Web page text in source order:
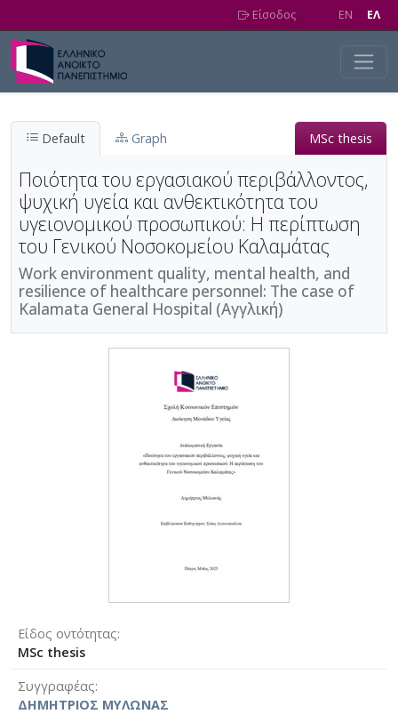
Είσοδος EN EΛ
Default Graph MSc thesis
Ποιότητα του εργασιακού περιβάλλοντος,
ψυχική υγεία και ανθεκτικότητα του
υγειονομικού προσωπικού: Η περίπτωση
του Γενικού Νοσοκομείου Καλαμάτας
Work environment quality, mental health, and
resilience of healthcare personnel: The case of
Kalamata General Hospital (Αγγλική)
Είδος οντότητας
MSc thesis
Συγγραφέας
ΔΗΜΗΤΡΙΟΣ ΜΥΛΩΝΑΣ